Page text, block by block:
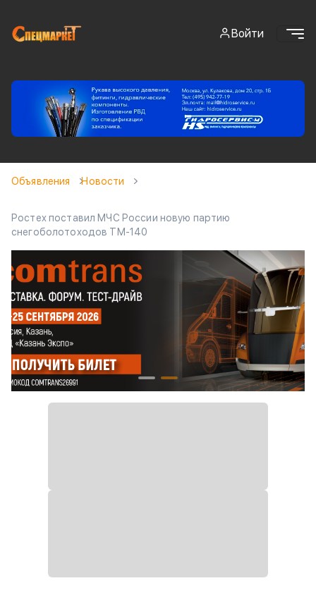
Войти
Объявления Новости
Ростех поставил МЧС России новую партию
снегоболотоходов ТМ-140